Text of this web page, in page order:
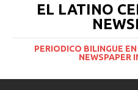
EL LATINO
PERIODICO BILINGUE
NEWSPAPER